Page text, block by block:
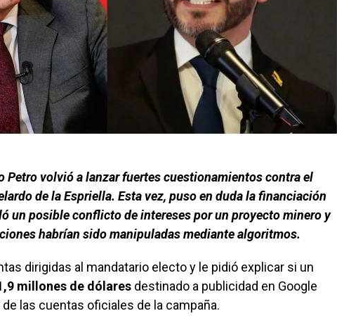
Petro volvió a lanzar fuertes cuestionamientos contra el
de la Espriella. Esta vez, puso en duda la financiación
un posible conflicto de intereses por un proyecto minero y
habrían sido manipuladas mediante algoritmos.
dirigidas al mandatario electo y le pidió explicar si un
millones de dólares destinado a publicidad en Google
las cuentas oficiales de la campaña.